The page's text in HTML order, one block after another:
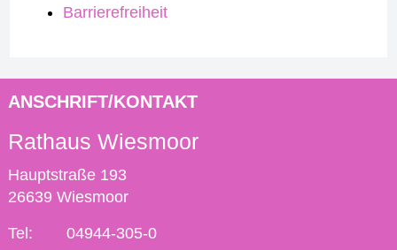
Barrierefreiheit
ANSCHRIFT/KONTAKT
Rathaus Wiesmoor
Hauptstraße 193
26639 Wiesmoor
Tel: 04944-305-0